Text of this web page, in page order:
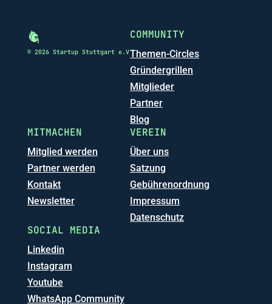
© 2026 Startup Stuttgart e.V
COMMUNITY
Themen-Circles
Gründergrillen
Mitglieder
Partner
Blog
MITMACHEN
Mitglied werden
Partner werden
Kontakt
Newsletter
VEREIN
Über uns
Satzung
Gebührenordnung
Impressum
Datenschutz
SOCIAL MEDIA
Linkedin
Instagram
Youtube
WhatsApp Community